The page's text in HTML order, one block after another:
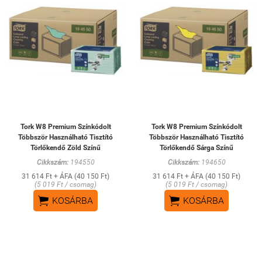
Tork W8 Premium Színkódolt
Többször Használható Tisztító
Törlőkendő Zöld Színű
Cikkszám:194550
31 614 Ft + ÁFA (40 150 Ft)
(5 019 Ft / csomag)
 KOSÁRBA
Tork W8 Premium Színkódolt
Többször Használható Tisztító
Törlőkendő Sárga Színű
Cikkszám:194650
31 614 Ft + ÁFA (40 150 Ft)
(5 019 Ft / csomag)
 KOSÁRBA